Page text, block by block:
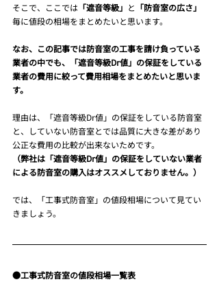
そこで、ここでは 「遮音等級」 と 「防音室の広さ」
毎に値段の相場をまとめたいと思います。
なお、この記事では防音室の工事を請け負っている
業者の中でも、「遮音等級Dr値」の保証をしている
業者の費用に絞って費用相場をまとめたいと思いま
す。
理由は、「遮音等級Dr値」の保証をしている防音室
と、していない防音室とでは品質に大きな差があり
公正な費用の比較が出来ないためです。
（弊社は「遮音等級Dr値」の保証をしていない業者
による防音室の購入はオススメしておりません。）
では、「工事式防音室」の値段相場について見てい
きましょう。
●工事式防音室の値段相場一覧表